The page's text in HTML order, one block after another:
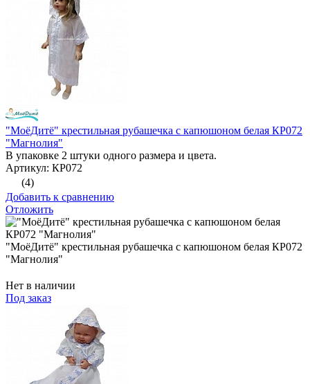
"МоёДитё" крестильная рубашечка с капюшоном белая КР072
"Магнолия"
В упаковке 2 штуки одного размера и цвета.
Артикул: КР072
(4)
Добавить к сравнению
Отложить
"МоёДитё" крестильная рубашечка с капюшоном белая КР072
"Магнолия"
Нет в наличии
Под заказ